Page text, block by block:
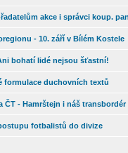
akce i správci koup.
- 10. září v Bílém Kostele
bohatí lidé nejsou šťastní!
formulace duchovních textů
ČT - Hamrštejn i náš transbordér
fotbalistů do divize